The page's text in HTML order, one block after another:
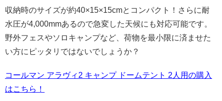
収納時のサイズが約40×15×15cmとコンパクト！さらに耐
水圧が4,000mmあるので急変した天候にも対応可能です。
野外フェスやソロキャンプなど、荷物を最小限に済ませた
い方にピッタリではないでしょうか？
コールマン アラヴィ2 キャンプ ドームテント 2人用の購入
はこちら！